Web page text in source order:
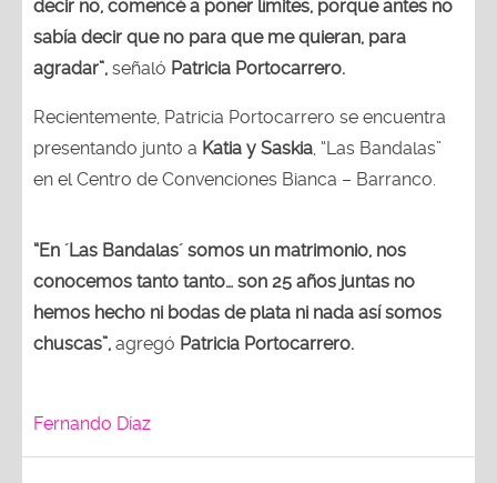
decir no, comencé a poner límites, porque antes no
sabía decir que no para que me quieran, para
agradar”, señaló Patricia Portocarrero.
Recientemente, Patricia Portocarrero se encuentra
presentando junto a Katia y Saskia, “Las Bandalas”
en el Centro de Convenciones Bianca – Barranco.
“En ´Las Bandalas´ somos un matrimonio, nos
conocemos tanto tanto… son 25 años juntas no
hemos hecho ni bodas de plata ni nada así somos
chuscas”, agregó Patricia Portocarrero.
Fernando Díaz